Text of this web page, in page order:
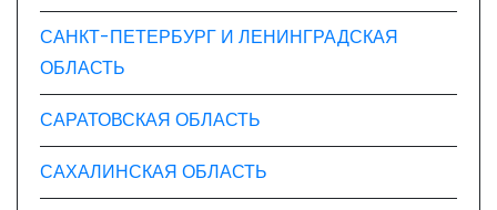
САНКТ-ПЕТЕРБУРГ И ЛЕНИНГРАДСКАЯ
ОБЛАСТЬ
САРАТОВСКАЯ ОБЛАСТЬ
САХАЛИНСКАЯ ОБЛАСТЬ